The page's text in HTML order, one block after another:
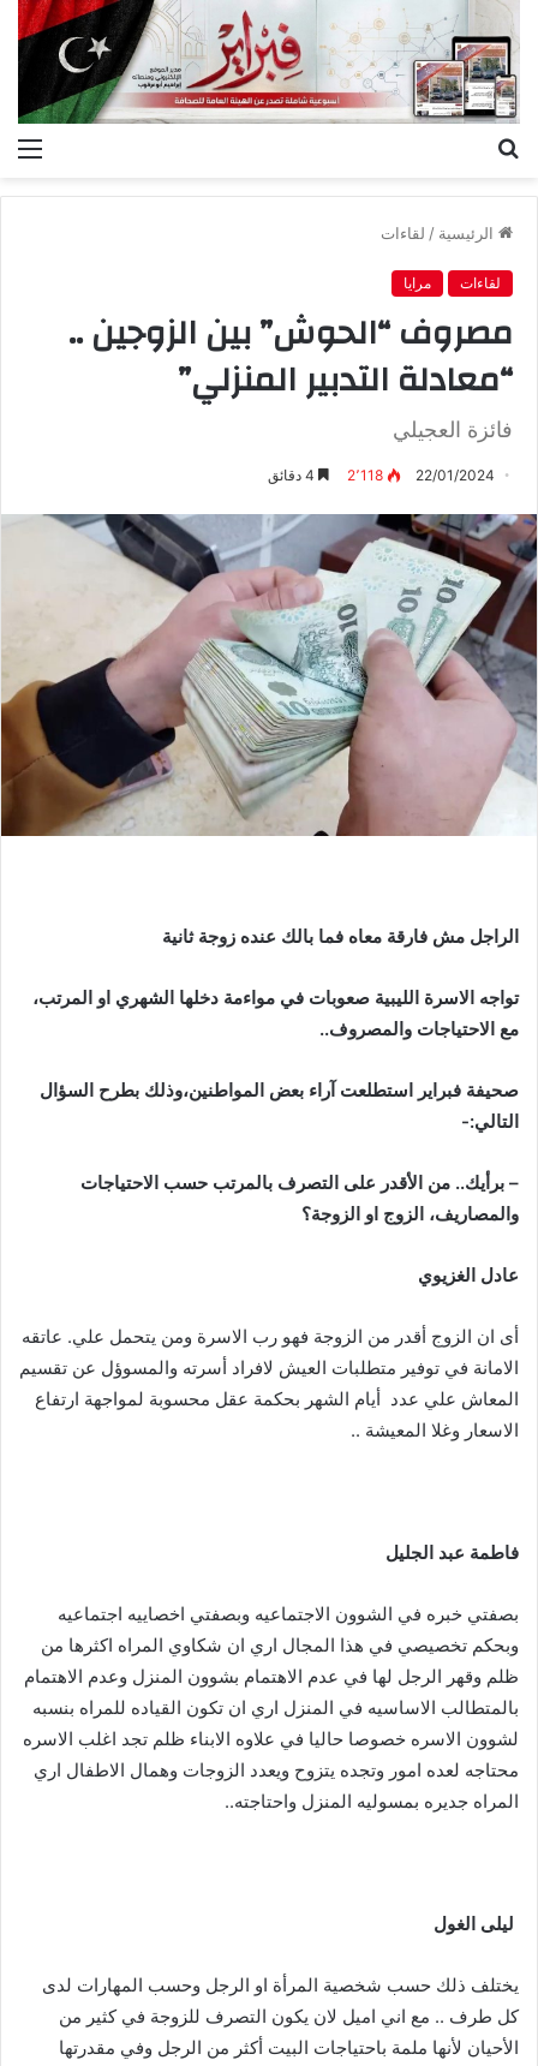
الرئيسية / لقاءات
لقاءات مرايا
مصروف “الحوش” بين الزوجين ..
“معادلة التدبير المنزلي”
فائزة العجيلي
22/01/2024 2٬118
الراجل مش فارقة معاه فما بالك عنده زوجة ثانية
تواجه الاسرة الليبية صعوبات في مواءمة دخلها الشهري او المرتب،
مع الاحتياجات والمصروف..
صحيفة فبراير استطلعت آراء بعض المواطنين،وذلك بطرح السؤال
التالي:-
– برأيك.. من الأقدر على التصرف بالمرتب حسب الاحتياجات
والمصاريف، الزوج او الزوجة؟
عادل الغزيوي
أى ان الزوج أقدر من الزوجة فهو رب الاسرة ومن يتحمل علي. عاتقه
الامانة في توفير متطلبات العيش لافراد أسرته والمسوؤل عن تقسيم
المعاش علي عدد أيام الشهر بحكمة عقل محسوبة لمواجهة ارتفاع
الاسعار وغلا المعيشة ..
فاطمة عبد الجليل
بصفتي خبره في الشوون الاجتماعيه وبصفتي اخصاييه اجتماعيه
وبحكم تخصيصي في هذا المجال اري ان شكاوي المراه اكثرها من
ظلم وقهر الرجل لها في عدم الاهتمام بشوون المنزل وعدم الاهتمام
بالمتطالب الاساسيه في المنزل اري ان تكون القياده للمراه بنسبه
لشوون الاسره خصوصا حاليا في علاوه الابناء ظلم تجد اغلب الاسره
محتاجه لعده امور وتجده يتزوح ويعدد الزوجات وهمال الاطفال اري
المراه جديره بمسوليه المنزل واحتاجته..
ليلى الغول
يختلف ذلك حسب شخصية المرأة او الرجل وحسب المهارات لدى
كل طرف .. مع اني اميل لان يكون التصرف للزوجة في كثير من
الأحيان لأنها ملمة باحتياجات البيت أكثر من الرجل وفي مقدرتها